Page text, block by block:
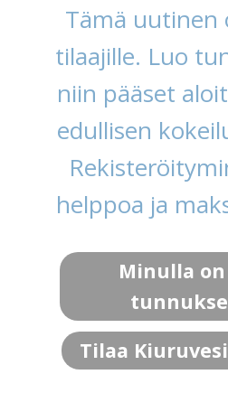
Tämä uutinen
tilaajille. Luo
niin pääset
edullisen
helppoa ja
Minulla
Tilaa